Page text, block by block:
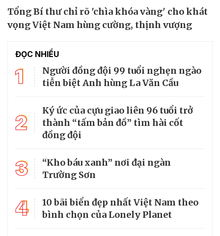
Tổng Bí thư chỉ rõ 'chìa khóa vàng' cho khát
vọng Việt Nam hùng cường, thịnh vượng
ĐỌC NHIỀU
1
Người đồng đội 99 tuổi nghẹn ngào
tiễn biệt Anh hùng La Văn Cầu
2
Ký ức của cựu giao liên 96 tuổi trở
thành “tấm bản đồ” tìm hài cốt
đồng đội
3
“Kho báu xanh” nơi đại ngàn
Trường Sơn
4
10 bãi biển đẹp nhất Việt Nam theo
bình chọn của Lonely Planet